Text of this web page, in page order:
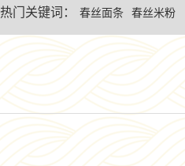
热门关键词： 春丝面条 春丝米粉